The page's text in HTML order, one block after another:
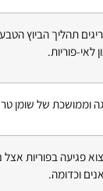
תהליך הביוץ
לאי-פוריות.
וממושכת של שומן
פגיעה בפוריות
וכדומה.